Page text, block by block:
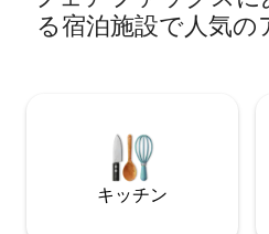
テイメントのための広いフェン
庭。 屋外のアメニティには、広
ーベッドルームはリゾートのよ
されており、とても快適なキン
のベッドと豪華なマスターバス
備わっています。
る宿泊施設で人気
キッチン